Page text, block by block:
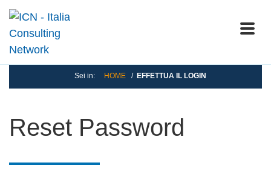
Sei in: HOME / EFFETTUA IL LOGIN
Reset Password